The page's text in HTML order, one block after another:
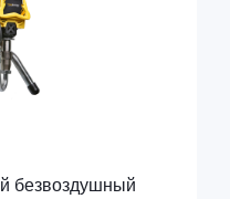
безвоздушный